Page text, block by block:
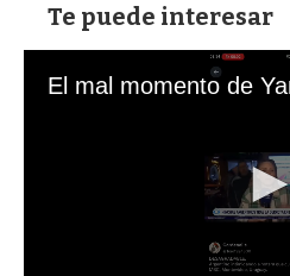
Te puede interesar